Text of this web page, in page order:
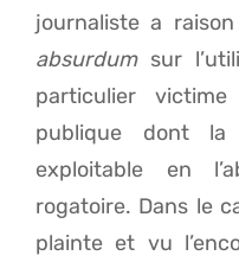
journaliste a
absurdumsur
particulier
publique dont
exploitable en
rogatoire. Dans le
plainte et vu